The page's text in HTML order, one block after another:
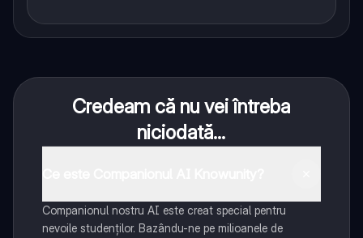
Credeam că nu vei întreba
niciodată...
Companionul nostru AI este creat special pentru
nevoile studenților. Bazându-ne pe milioanele de